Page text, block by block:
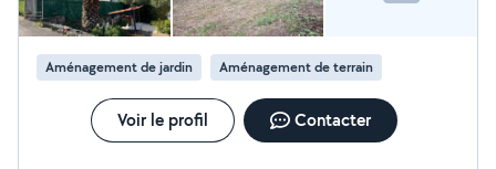
Aménagement de jardin Aménagement de terrain
Voir le profil Contacter